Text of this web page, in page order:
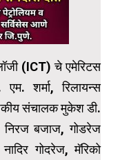
(ICT) चे एमेरिटस
शर्मा, रिलायन्स
संचालक मुकेश डी.
निरज बजाज, गोडरेज
गोदरेज, मॅरिको